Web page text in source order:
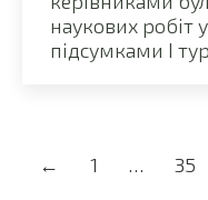
наукових робіт
підсумками І
← 1 … 35